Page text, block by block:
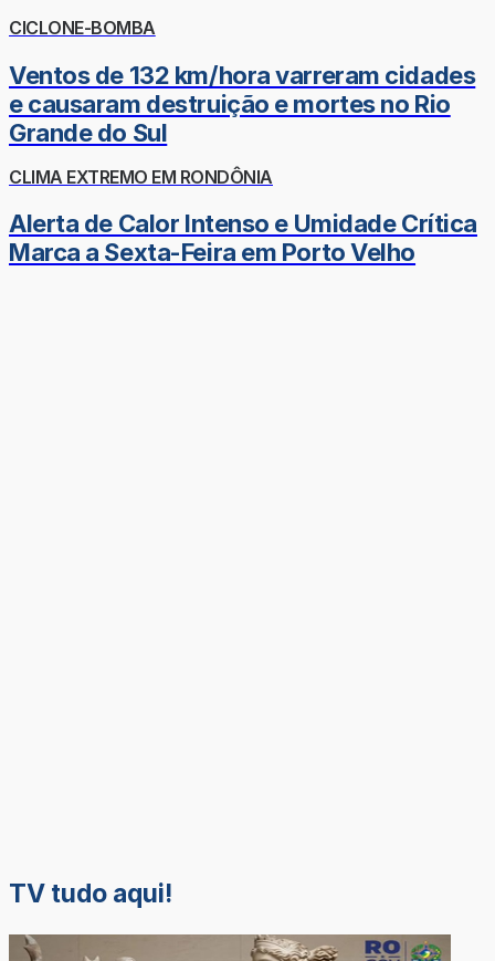
CICLONE-BOMBA
Ventos de 132 km/hora varreram cidades
e causaram destruição e mortes no Rio
Grande do Sul
CLIMA EXTREMO EM RONDÔNIA
Alerta de Calor Intenso e Umidade Crítica
Marca a Sexta-Feira em Porto Velho
TV tudo aqui!